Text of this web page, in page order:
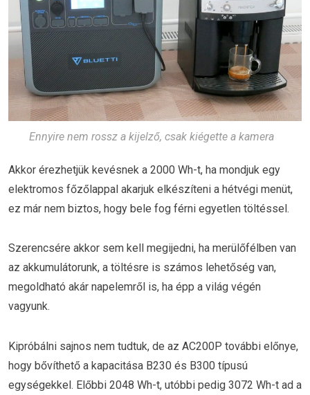
Ennyire nem rossz a kijelző, csak kiégette a kamera
Akkor érezhetjük kevésnek a 2000 Wh-t, ha mondjuk egy
elektromos főzőlappal akarjuk elkészíteni a hétvégi menüt,
ez már nem biztos, hogy bele fog férni egyetlen töltéssel.
Szerencsére akkor sem kell megijedni, ha merülőfélben van
az akkumulátorunk, a töltésre is számos lehetőség van,
megoldható akár napelemről is, ha épp a világ végén
vagyunk.
Kipróbálni sajnos nem tudtuk, de az AC200P további előnye,
hogy bővíthető a kapacitása B230 és B300 típusú
egységekkel. Előbbi 2048 Wh-t, utóbbi pedig 3072 Wh-t ad a